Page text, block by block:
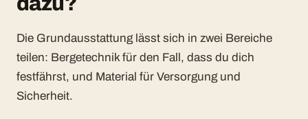
Die Grundausstattung lässt sich in zwei Bereiche
teilen: Bergetechnik für den Fall, dass du dich
festfährst, und Material für Versorgung und
Sicherheit.